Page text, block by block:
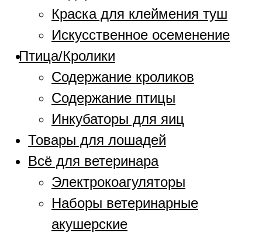
Краска для клеймения туш
Искусственное осеменение
Птица/Кролики
Содержание кроликов
Содержание птицы
Инкубаторы для яиц
Товары для лошадей
Всё для ветеринара
Электрокоагуляторы
Наборы ветеринарные
акушерские